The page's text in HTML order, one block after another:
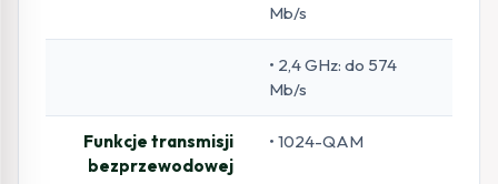
Mb/s
• 2,4 GHz: do 574
Mb/s
Funkcje transmisji
bezprzewodowej
• 1024-QAM